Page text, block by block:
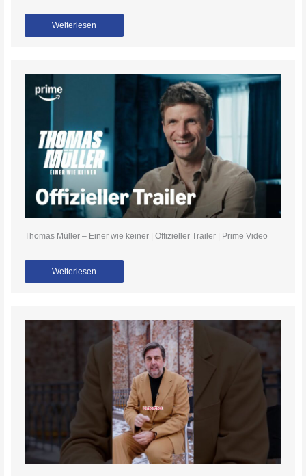
Weiterlesen
Thomas Müller – Einer wie keiner | Offizieller Trailer | Prime Video
Weiterlesen